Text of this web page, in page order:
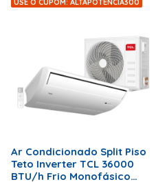
USE O CUPOM: ALTAPOTENCIA300
Ar Condicionado Split Piso
Teto Inverter TCL 36000
BTU/h Frio Monofásico